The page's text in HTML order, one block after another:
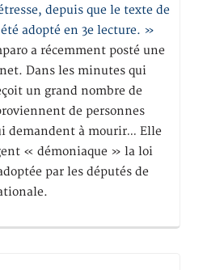
depuis que le texte de
adopté en 3e lecture. »
a récemment posté une
Dans les minutes qui
un grand nombre de
de personnes
demandent à mourir… Elle
« démoniaque » la loi
par les députés de